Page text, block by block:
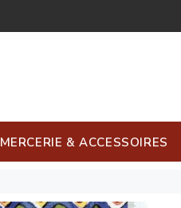
MERCERIE & ACCESSOIRES